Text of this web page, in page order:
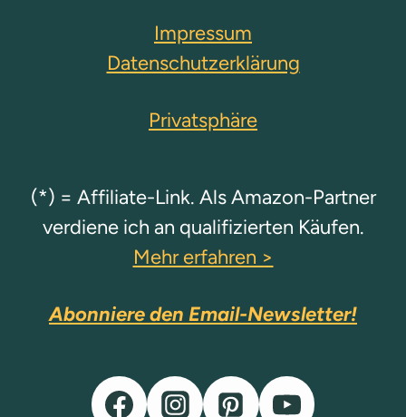
Impressum
Datenschutzerklärung
Privatsphäre
(*) = Affiliate-Link. Als Amazon-Partner
verdiene ich an qualifizierten Käufen.
Mehr erfahren >
Abonniere den Email-Newsletter!